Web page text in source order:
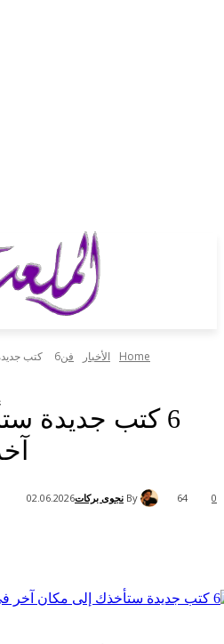
الأخبار فن6 كتب جديدة ستأخذك إلى مكان آخر في شهر يونيو
6 كتب جديدة
آخر
By نجوى بركات02.06.2026